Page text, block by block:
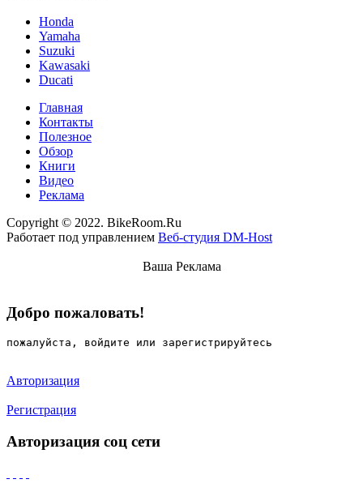
Honda
Yamaha
Suzuki
Kawasaki
Ducati
Главная
Контакты
Полезное
Обзор
Книги
Видео
Реклама
Copyright © 2022. BikeRoom.Ru
Работает под управлением Веб-студия DM-Host
Ваша Реклама
Добро пожаловать!
пожалуйста, войдите или зарегистрируйтесь
Авторизация
Регистрация
Авторизация соц сети